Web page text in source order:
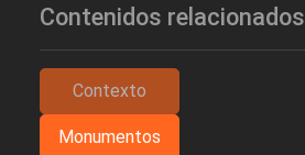
Contenidos relacionados
Contexto
Monumentos